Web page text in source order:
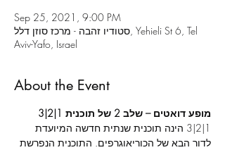
Sep 25, 2021, 9:00 PM
סטודיו זהבה - מרכז סוזן דלל, Yehieli St 6, Tel
Aviv-Yafo, Israel
About the Event
מופע דואטים – שלב 2 של תוכנית 1|2|3
1|2|3 הינה תוכנית שנתית חדשה המיועדת
לדור הבא של הכוריאוגרפים. התוכנית הנפרשת